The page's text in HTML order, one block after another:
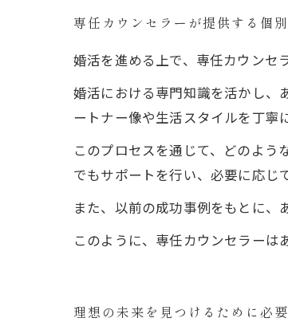
専任カウンセラーが提供する個
婚活を進める上で、専任カウンセ
婚活における専門知識を活かし、
ートナー像や生活スタイルを丁寧
このプロセスを通じて、どのよ
でもサポートを行い、必要に応じ
また、以前の成功事例をもとに、
このように、専任カウンセラーは
理想の未来を見つけるために必